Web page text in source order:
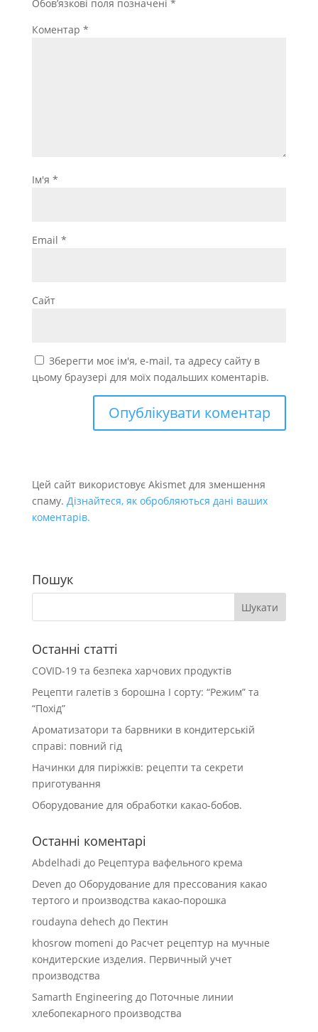
Обов’язкові поля позначені *
Коментар *
Ім'я *
Email *
Сайт
Зберегти моє ім'я, e-mail, та адресу сайту в
цьому браузері для моїх подальших коментарів.
Цей сайт використовує Akismet для зменшення
спаму. Дізнайтеся, як обробляються дані ваших
коментарів.
Пошук
Останні статті
COVID-19 та безпека харчових продуктів
Рецепти галетів з борошна І сорту: “Режим” та
“Похід”
Ароматизатори та барвники в кондитерській
справі: повний гід
Начинки для пиріжків: рецепти та секрети
приготування
Оборудование для обработки какао-бобов.
Останні коментарі
Abdelhadi до Рецептура вафельного крема
Deven до Оборудование для прессования какао
тертого и производства какао-порошка
roudayna dehech до Пектин
khosrow momeni до Расчет рецептур на мучные
кондитерские изделия. Первичный учет
производства
Samarth Engineeringдо Поточные линии
хлебопекарного производства